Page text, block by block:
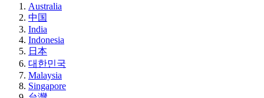
Australia
中国
India
Indonesia
日本
대한민국
Malaysia
Singapore